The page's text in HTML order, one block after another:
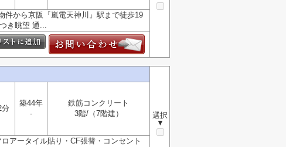
から京阪『嵐電天神川』駅まで徒歩19
き眺望 通...
選択
▼
分
築44年
-
鉄筋コンクリート
3階/（7階建）
ータイル貼り・CF張替・コンセント